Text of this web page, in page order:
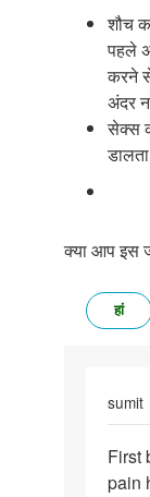
शौच
पहले
करने
अंदर
सेक्स
क्या आप इस
हां
sumit
First
baar
First
pain